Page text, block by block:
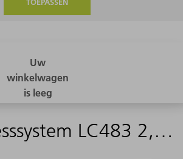
Kabel Messsystem LC483 2,0m